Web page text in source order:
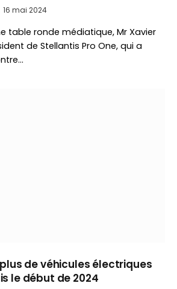
16 mai 2024
table ronde médiatique, Mr Xavier
de Stellantis Pro One, qui a
de véhicules électriques
le début de 2024